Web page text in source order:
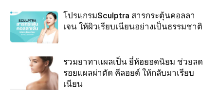
โปรแกรมSculptra สารกระตุ้นคอลลา
เจน ให้ผิวเรียบเนียนอย่างเป็นธรรมชาติ
รวมยาทาแผลเป็น ยี่ห้อยอดนิยม ช่วยลด
รอยแผลผ่าตัด คีลอยด์ ให้กลับมาเรียบ
เนียน